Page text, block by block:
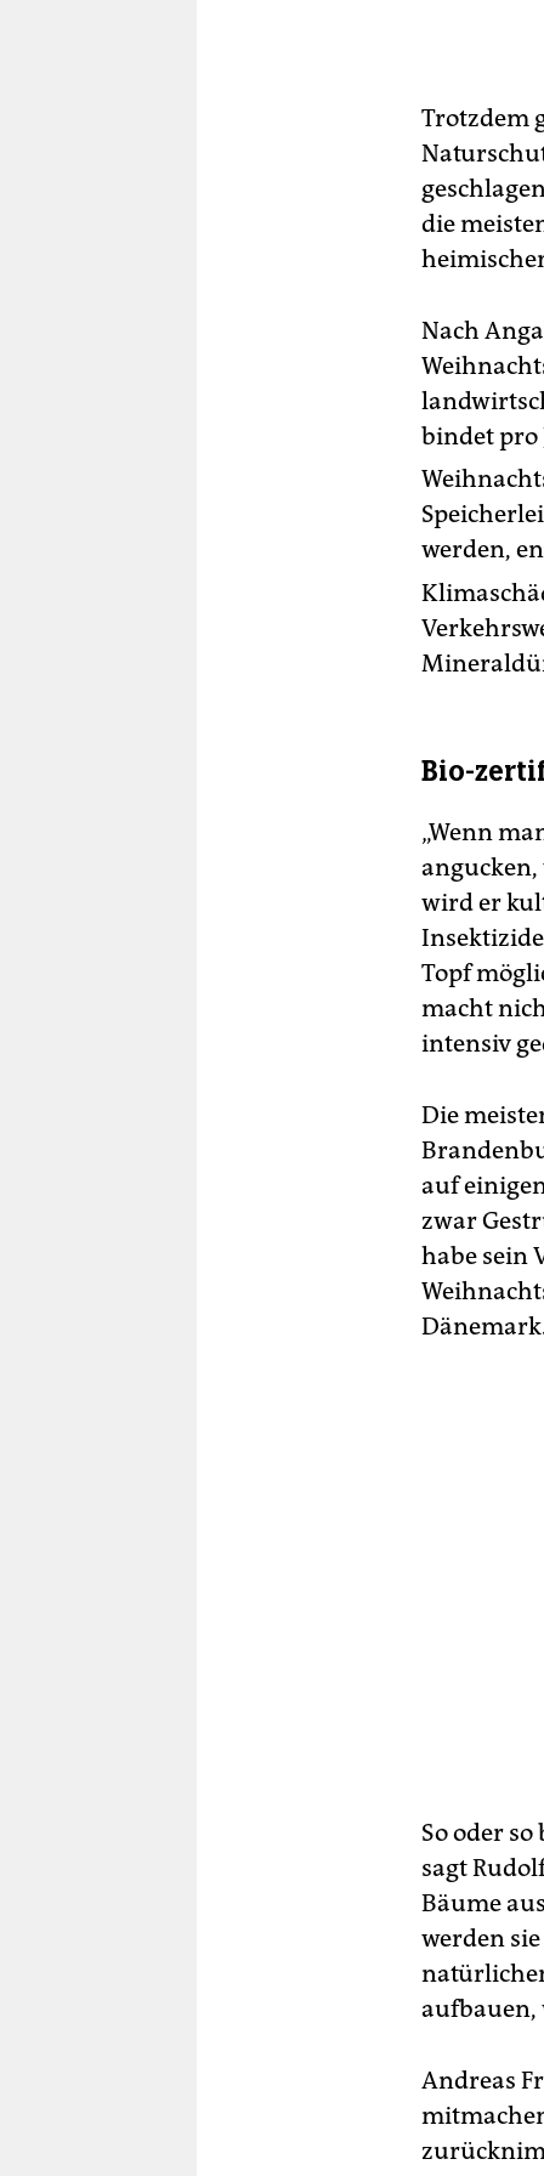
Trotzdem
die
Nach
bindet pro
werden,
Bio-
„Wenn
angucken,
wird er
Topf
macht
intensiv
Die
auf
zwar
habe sein
So oder
sagt
Bäume
werden
aufbauen,
Andreas